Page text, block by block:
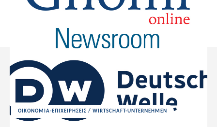
ΟΙΚΟΝΟΜΙΑ-ΕΠΙΧΕΙΡΗΣΕΙΣ / WIRTSCHAFT-UNTERNEHMEN